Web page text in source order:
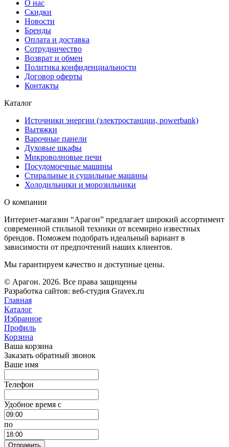
О нас
Скидки
Новости
Бренды
Оплата и доставка
Сотрудничество
Возврат и обмен
Политика конфиденциальности
Договор оферты
Контакты
Каталог
Источники энергии (электростанции, powerbank)
Вытяжки
Варочные панели
Духовые шкафы
Микроволновые печи
Посудомоечные машины
Стиральные и сушильные машины
Холодильники и морозильники
О компании
Интернет-магазин “Арагон” предлагает широкий ассортимент
современной стильной техники от всемирно известных
брендов. Поможем подобрать идеальный вариант в
зависимости от предпочтений наших клиентов.
Мы гарантируем качество и доступные цены.
© Арагон. 2026. Все права защищены
Разработка сайтов: веб-студия Gravex.ru
Главная
Каталог
Избранное
Профиль
Корзина
Ваша корзина
Заказать обратный звонок
Ваше имя
Телефон
Удобное время c
по
Отправить